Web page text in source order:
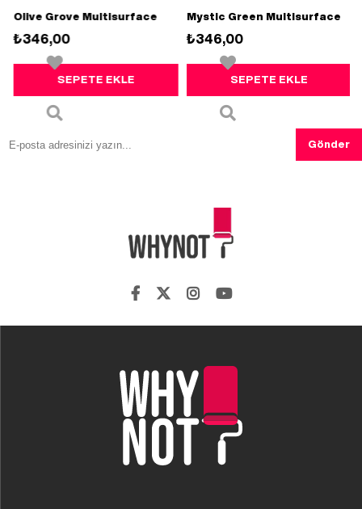
Olive Grove Multisurface
₺346,00
SEPETE EKLE
Mystic Green Multisurface
₺346,00
SEPETE EKLE
Gönder